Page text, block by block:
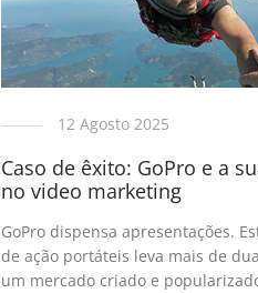
12 Agosto 2025
Caso de êxito: GoPro e a
no video marketing
GoPro dispensa apresentações.
de ação portáteis leva mais de
um mercado criado e